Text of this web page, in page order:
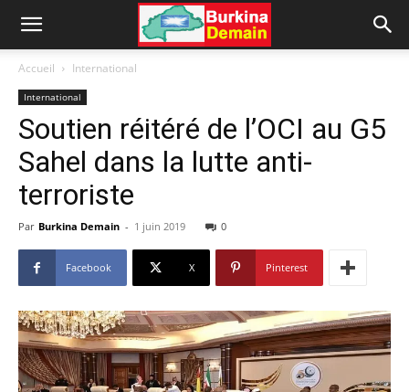
Accueil International
International
Soutien réitéré de l’OCI au G5
Sahel dans la lutte anti-
terroriste
Par Burkina Demain - 1 juin 2019 0
Facebook X Pinterest